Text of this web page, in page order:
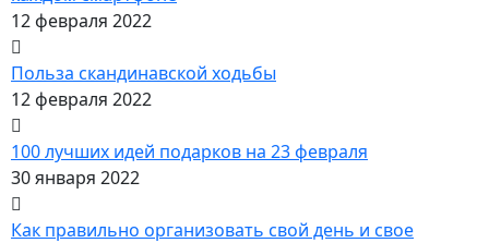
12 февраля 2022
Польза скандинавской ходьбы
12 февраля 2022
100 лучших идей подарков на 23 февраля
30 января 2022
Как правильно организовать свой день и свое